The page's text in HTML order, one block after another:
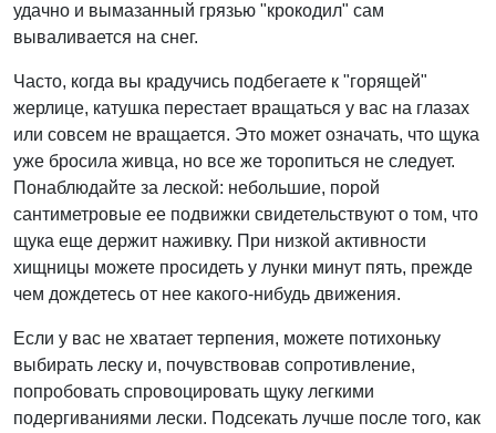
удачно и вымазанный грязью "крокодил" сам
вываливается на снег.
Часто, когда вы крадучись подбегаете к "горящей"
жерлице, катушка перестает вращаться у вас на глазах
или совсем не вращается. Это может означать, что щука
уже бросила живца, но все же торопиться не следует.
Понаблюдайте за леской: небольшие, порой
сантиметровые ее подвижки свидетельствуют о том, что
щука еще держит наживку. При низкой активности
хищницы можете просидеть у лунки минут пять, прежде
чем дождетесь от нее какого-нибудь движения.
Если у вас не хватает терпения, можете потихоньку
выбирать леску и, почувствовав сопротивление,
попробовать спровоцировать щуку легкими
подергиваниями лески. Подсекать лучше после того, как